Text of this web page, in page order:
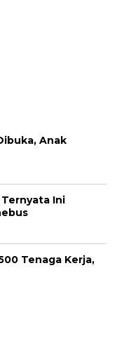
Anak
Ini
Tenaga Kerja,